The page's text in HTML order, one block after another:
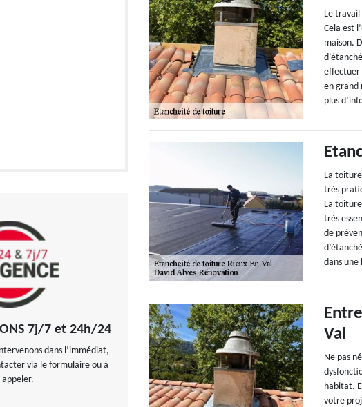
7j/7 et 24h/24
dans l’immédiat,
via le formulaire ou à
appeler.
Le
Cela est
maison.
effectuer
en grand
plus
La
très
La
très
de
dans une
Val
Ne pas
habitat.
votre